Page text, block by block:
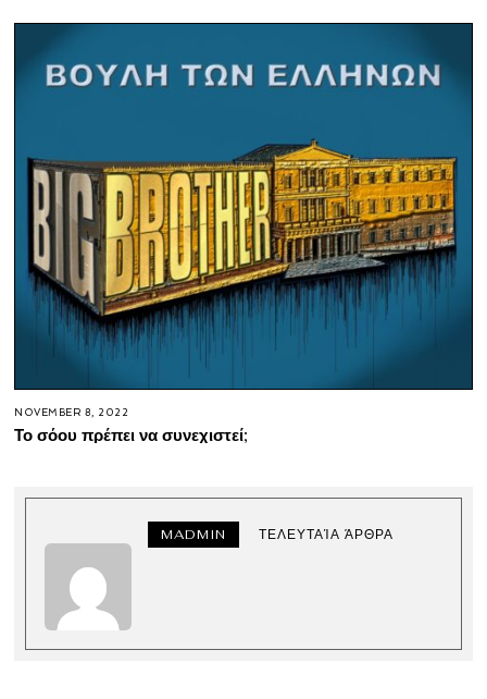
NOVEMBER 8, 2022
Το σόου πρέπει να συνεχιστεί;
MADMIN ΤΕΛΕΥΤΑΊΑ ΆΡΘΡΑ